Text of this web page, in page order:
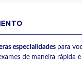
especialidades para
de maneira rápida